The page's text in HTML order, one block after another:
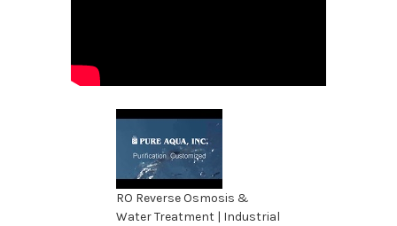
RO Reverse Osmosis &
Water Treatment | Industrial